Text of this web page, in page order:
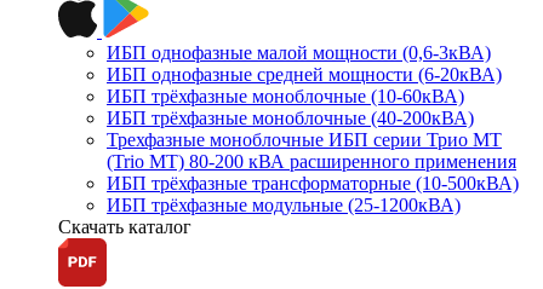
ИБП однофазные малой мощности (0,6-3кВА)
ИБП однофазные средней мощности (6-20кВА)
ИБП трёхфазные моноблочные (10-60кВА)
ИБП трёхфазные моноблочные (40-200кВА)
Трехфазные моноблочные ИБП серии Трио МТ
(Trio MT) 80-200 кВА расширенного применения
ИБП трёхфазные трансформаторные (10-500кВА)
ИБП трёхфазные модульные (25-1200кВА)
Скачать каталог